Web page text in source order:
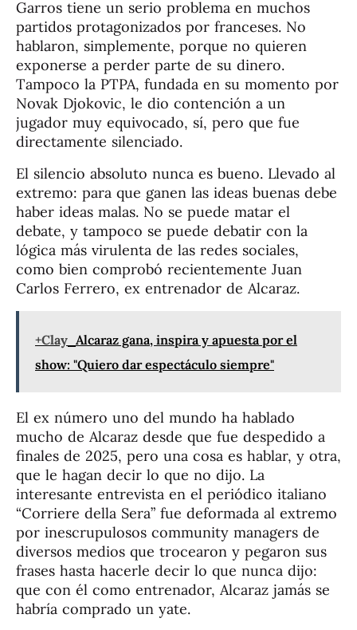
Garros tiene un serio problema en muchos
partidos protagonizados por franceses. No
hablaron, simplemente, porque no quieren
exponerse a perder parte de su dinero.
Tampoco la PTPA, fundada en su momento por
Novak Djokovic, le dio contención a un
jugador muy equivocado, sí, pero que fue
directamente silenciado.
El silencio absoluto nunca es bueno. Llevado al
extremo: para que ganen las ideas buenas debe
haber ideas malas. No se puede matar el
debate, y tampoco se puede debatir con la
lógica más virulenta de las redes sociales,
como bien comprobó recientemente Juan
Carlos Ferrero, ex entrenador de Alcaraz.
+Clay Alcaraz gana, inspira y apuesta por el
show: "Quiero dar espectáculo siempre"
El ex número uno del mundo ha hablado
mucho de Alcaraz desde que fue despedido a
finales de 2025, pero una cosa es hablar, y otra,
que le hagan decir lo que no dijo. La
interesante entrevista en el periódico italiano
“Corriere della Sera” fue deformada al extremo
por inescrupulosos community managers de
diversos medios que trocearon y pegaron sus
frases hasta hacerle decir lo que nunca dijo:
que con él como entrenador, Alcaraz jamás se
habría comprado un yate.